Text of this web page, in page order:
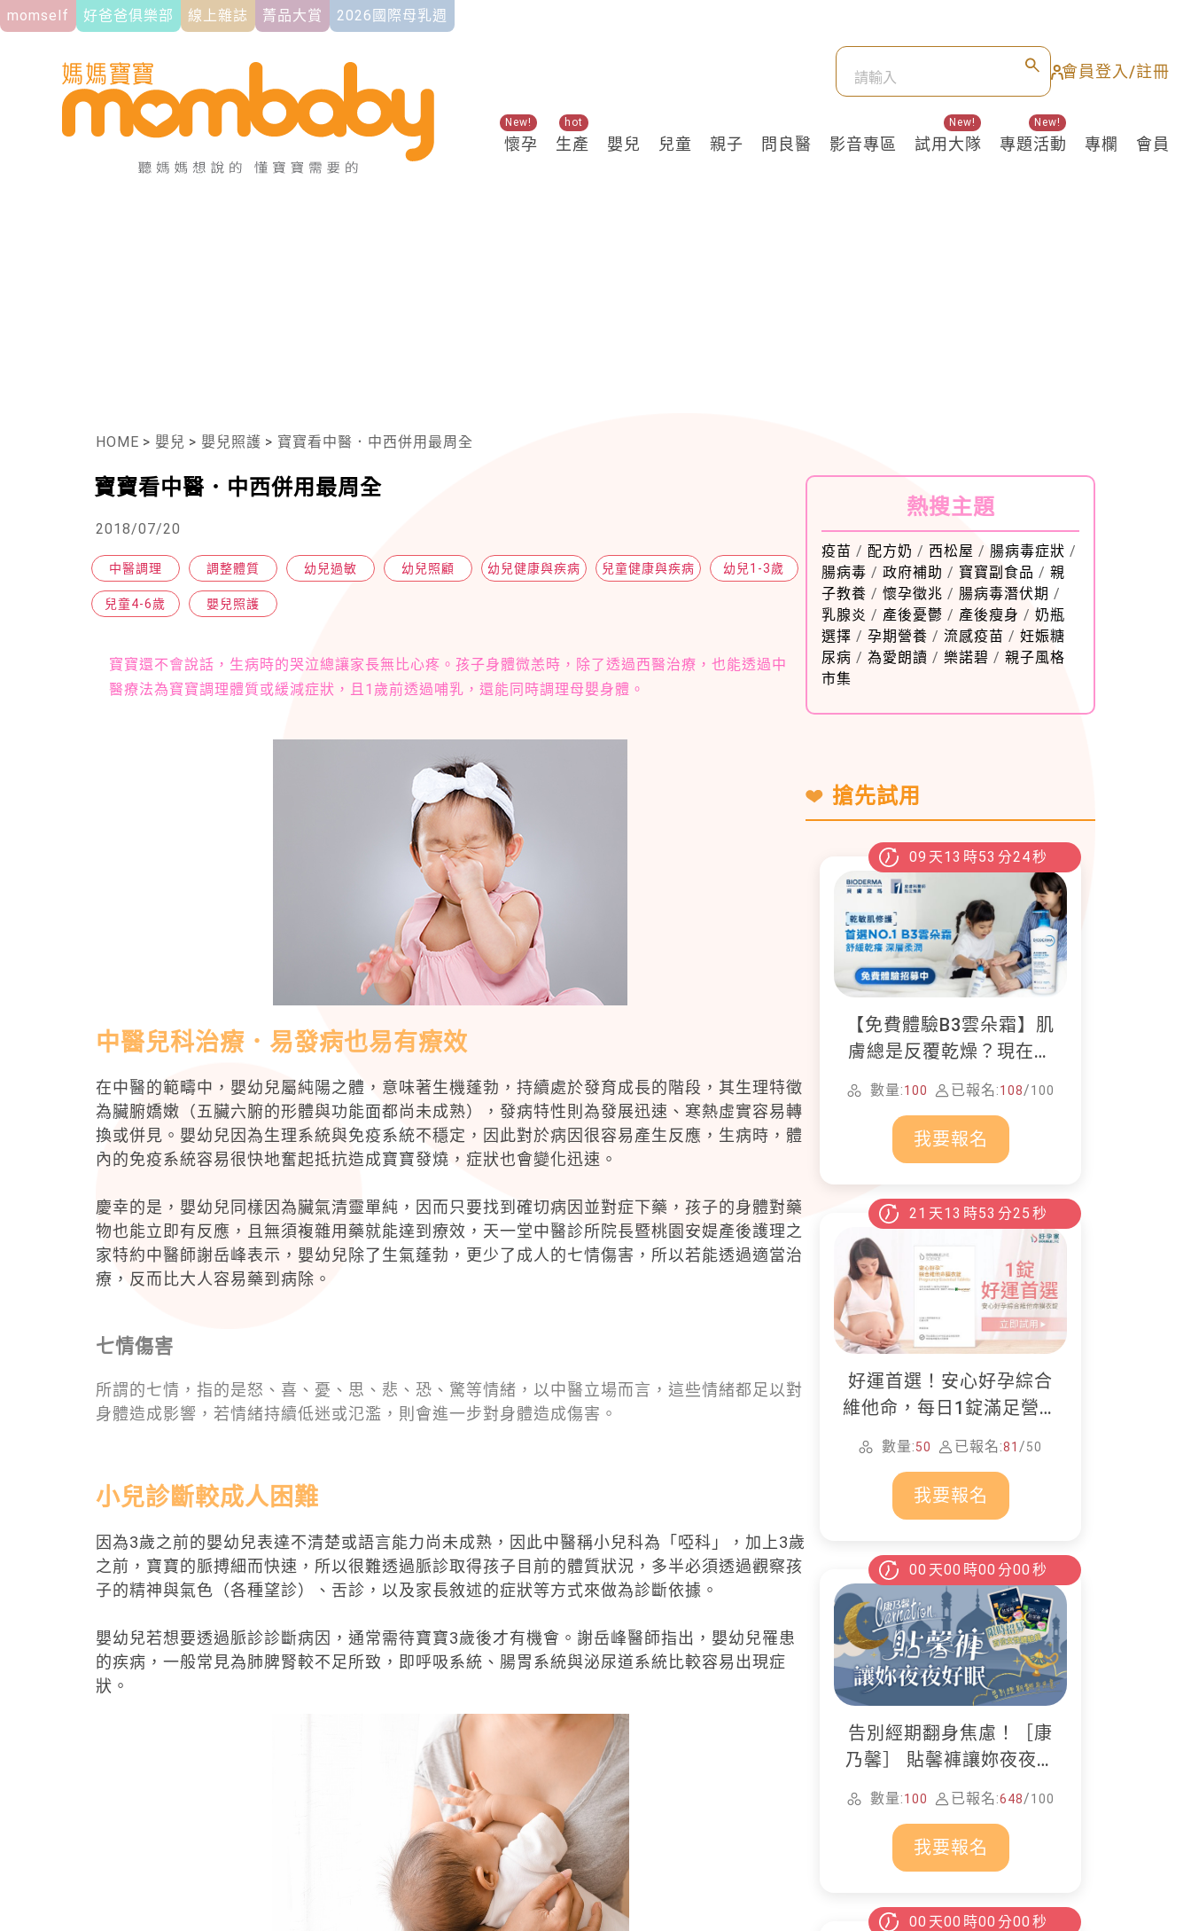
momself 好爸爸俱樂部 線上雜誌 菁品大賞 2026國際母乳週
會員登入/註冊
懷孕
New!
生產
hot
嬰兒 兒童 親子 問良醫 影音專區 試用大隊
New!
專題活動
New!
專欄 會員
HOME > 嬰兒 > 嬰兒照護 > 寶寶看中醫．中西併用最周全
寶寶看中醫．中西併用最周全
2018/07/20
中醫調理 調整體質 幼兒過敏 幼兒照顧 幼兒健康與疾病 兒童健康與疾病 幼兒1-3歲
兒童4-6歲 嬰兒照護
寶寶還不會說話，生病時的哭泣總讓家長無比心疼。孩子身體微恙時，除了透過西醫治療，也能透過中
醫療法為寶寶調理體質或緩減症狀，且1歲前透過哺乳，還能同時調理母嬰身體。
中醫兒科治療．易發病也易有療效
在中醫的範疇中，嬰幼兒屬純陽之體，意味著生機蓬勃，持續處於發育成長的階段，其生理特徵
為臟腑嬌嫩（五臟六腑的形體與功能面都尚未成熟），發病特性則為發展迅速、寒熱虛實容易轉
換或併見。嬰幼兒因為生理系統與免疫系統不穩定，因此對於病因很容易產生反應，生病時，體
內的免疫系統容易很快地奮起抵抗造成寶寶發燒，症狀也會變化迅速。
慶幸的是，嬰幼兒同樣因為臟氣清靈單純，因而只要找到確切病因並對症下藥，孩子的身體對藥
物也能立即有反應，且無須複雜用藥就能達到療效，天一堂中醫診所院長暨桃園安媞產後護理之
家特約中醫師謝岳峰表示，嬰幼兒除了生氣蓬勃，更少了成人的七情傷害，所以若能透過適當治
療，反而比大人容易藥到病除。
七情傷害
所謂的七情，指的是怒、喜、憂、思、悲、恐、驚等情緒，以中醫立場而言，這些情緒都足以對
身體造成影響，若情緒持續低迷或氾濫，則會進一步對身體造成傷害。
小兒診斷較成人困難
因為3歲之前的嬰幼兒表達不清楚或語言能力尚未成熟，因此中醫稱小兒科為「啞科」，加上3歲
之前，寶寶的脈搏細而快速，所以很難透過脈診取得孩子目前的體質狀況，多半必須透過觀察孩
子的精神與氣色（各種望診）、舌診，以及家長敘述的症狀等方式來做為診斷依據。
嬰幼兒若想要透過脈診診斷病因，通常需待寶寶3歲後才有機會。謝岳峰醫師指出，嬰幼兒罹患
的疾病，一般常見為肺脾腎較不足所致，即呼吸系統、腸胃系統與泌尿道系統比較容易出現症
狀。
熱搜主題
疫苗 / 配方奶 / 西松屋 / 腸病毒症狀 /
腸病毒 / 政府補助 / 寶寶副食品 / 親
子教養 / 懷孕徵兆 / 腸病毒潛伏期 /
乳腺炎 / 產後憂鬱 / 產後瘦身 / 奶瓶
選擇 / 孕期營養 / 流感疫苗 / 妊娠糖
尿病 / 為愛朗讀 / 樂諾碧 / 親子風格
市集
搶先試用
09 天13 時53 分23秒
【免費體驗B3雲朵霜】肌
膚總是反覆乾燥？現在就
加入貝膚黛瑪修護體驗計
畫！
數量:100 已報名:108/100
我要報名
21 天13 時53 分24 秒
好運首選！安心好孕綜合
維他命，每日1錠滿足營養
所需
數量:50 已報名:81 /50
我要報名
00 天00 時00 分00 秒
告別經期翻身焦慮！［康
乃馨］ 貼馨褲讓妳夜夜好
數量:100 已報名:648/100
我要報名
00 天00 時00 分00 秒